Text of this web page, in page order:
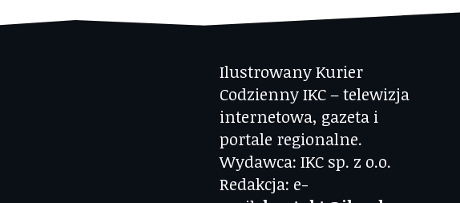
Ilustrowany Kurier
Codzienny IKC – telewizja
internetowa, gazeta i
portale regionalne.
Wydawca: IKC sp. z o.o.
Redakcja: e-